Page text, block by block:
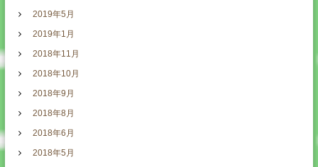
2019年5月
2019年1月
2018年11月
2018年10月
2018年9月
2018年8月
2018年6月
2018年5月